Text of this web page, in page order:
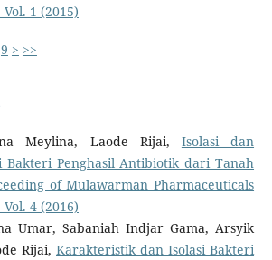
1 (2015)
9 > >>
Meylina, Laode Rijai, Isolasi dan
Bakteri Penghasil Antibiotik dari Tanah
of Mulawarman Pharmaceuticals
4 (2016)
Umar, Sabaniah Indjar Gama, Arsyik
Rijai, Karakteristik dan Isolasi Bakteri